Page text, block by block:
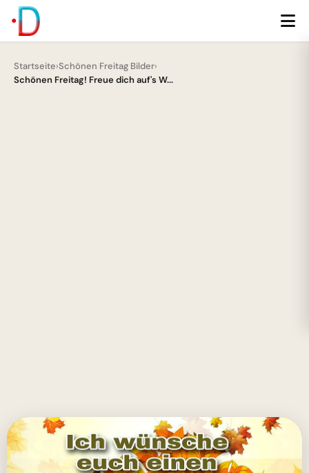
Startseite›Schönen Freitag Bilder›
Schönen Freitag! Freue dich auf's W...